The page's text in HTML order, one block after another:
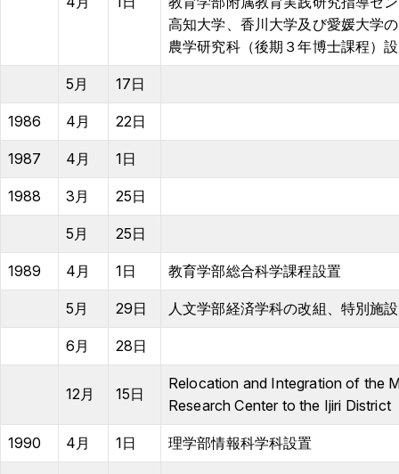
高知大学、香川大学及び愛媛大学
農学研究科（後期３年博士課程）
5月 17日
1986 4月 22日
1987 4月 1日
1988 3月 25日
5月 25日
1989 4月 1日 教育学部総合科学課程設置
5月 29日 人文学部経済学科の改組、特別施
6月 28日
12月 15日
Relocation and Integration of the
Research Center to the Ijiri District
1990 4月 1日 理学部情報科学科設置